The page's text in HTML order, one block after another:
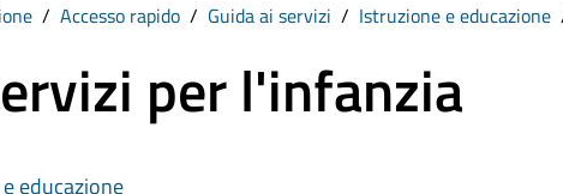
Accesso rapido Guida ai servizi Istruzione e educazione
per l'infanzia
educazione